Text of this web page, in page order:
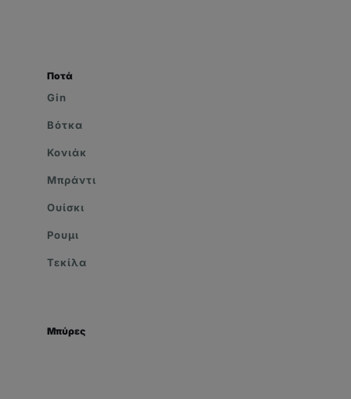
Ποτά
Gin
Βότκα
Κονιάκ
Μπράντι
Ουίσκι
Ρουμι
Τεκίλα
Μπύρες